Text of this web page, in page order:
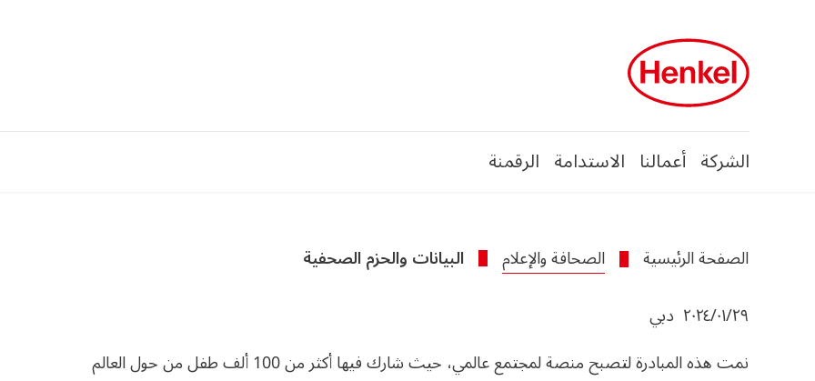
الشركة أعمالنا الاستدامة الرقمنة
الصفحة الرئيسية الصحافة والإعلام
البيانات والحزم الصحفية
٢٩‏/٠١‏/٢٠٢٤
دبي
نمت هذه المبادرة لتصبح منصة لمجتمع عالمي، حيث شارك فيها أكثر من 100 ألف طفل من حول العالم